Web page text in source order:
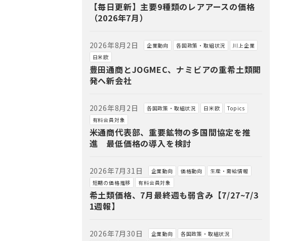
【毎日更新】主要9種類のレアアースの価格
（2026年7月）
2026年8月2日 企業動向 各国政策・取組状況
川上企業
日米欧
豊田通商とJOGMEC、ナミビアの重希土類開
発へ新会社
2026年8月2日 各国政策・取組状況 日米欧
Topics
有料会員対象
米通商代表部、重要鉱物の多国間協定を推
進 最低価格の導入を検討
2026年7月31日 企業動向 価格動向
生産・需給情報
短期の価格推移
有料会員対象
希土類価格、7月最終週も弱含み【7/27~7/3
1週報】
2026年7月30日 企業動向
各国政策・取組状況